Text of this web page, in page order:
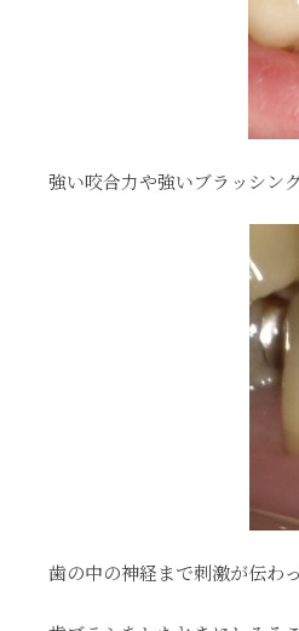
強い咬合力や強いブラッシン
歯の中の神経まで刺激が伝わ